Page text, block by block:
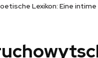
Lexikon: Eine